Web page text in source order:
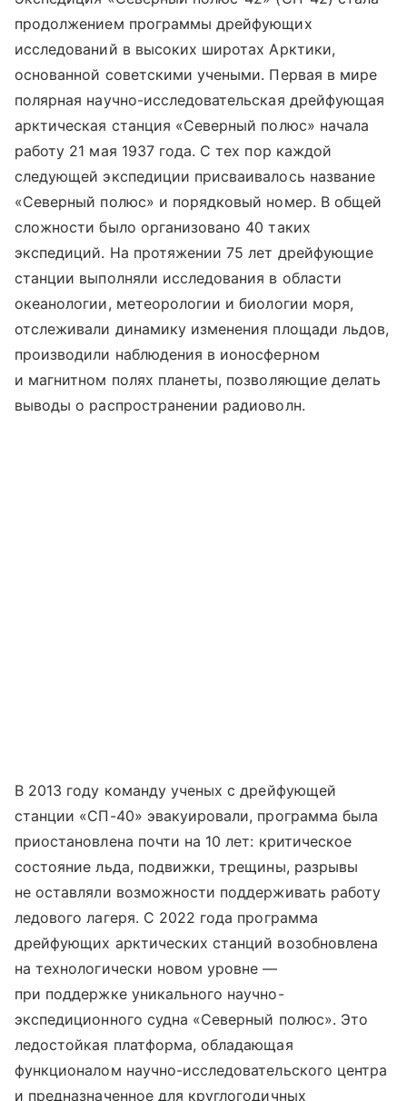
продолжением программы дрейфующих
исследований в высоких широтах Арктики,
основанной советскими учеными. Первая в мире
полярная научно-исследовательская дрейфующая
арктическая станция «Северный полюс» начала
работу 21 мая 1937 года. С тех пор каждой
следующей экспедиции присваивалось название
«Северный полюс» и порядковый номер. В общей
сложности было организовано 40 таких
экспедиций. На протяжении 75 лет дрейфующие
станции выполняли исследования в области
океанологии, метеорологии и биологии моря,
отслеживали динамику изменения площади льдов,
производили наблюдения в ионосферном
и магнитном полях планеты, позволяющие делать
выводы о распространении радиоволн.
В 2013 году команду ученых с дрейфующей
станции «СП-40» эвакуировали, программа была
приостановлена почти на 10 лет: критическое
состояние льда, подвижки, трещины, разрывы
не оставляли возможности поддерживать работу
ледового лагеря. С 2022 года программа
дрейфующих арктических станций возобновлена
на технологически новом уровне —
при поддержке уникального научно-
экспедиционного судна «Северный полюс». Это
ледостойкая платформа, обладающая
функционалом научно-исследовательского центра
и предназначенное для круглогодичных